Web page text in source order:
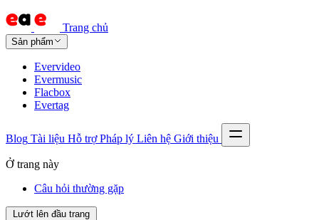
Trang chủ
Sản phẩm
Evervideo
Evermusic
Flacbox
Evertag
Blog Tài liệu Hỗ trợ Pháp lý Liên hệ Giới thiệu
Ở trang này
Câu hỏi thường gặp
Lướt lên đầu trang